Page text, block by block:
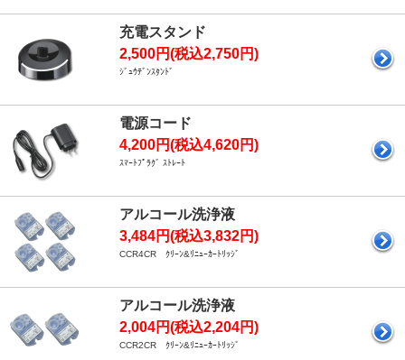
充電スタンド
2,500円(税込2,750円)
ｼﾞｭｳﾃﾞﾝｽﾀﾝﾄﾞ
電源コード
4,200円(税込4,620円)
ｽﾏｰﾄﾌﾟﾗｸﾞ ｽﾄﾚｰﾄ
アルコール洗浄液
3,484円(税込3,832円)
CCR4CR ｸﾘｰﾝ&ﾘﾆｭｰｶｰﾄﾘｯｼﾞ
アルコール洗浄液
2,004円(税込2,204円)
CCR2CR ｸﾘｰﾝ&ﾘﾆｭｰｶｰﾄﾘｯｼﾞ